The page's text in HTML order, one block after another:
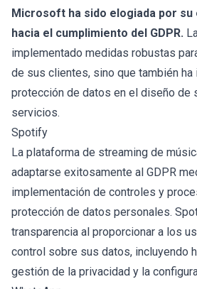
Microsoft ha sido elogiada por
hacia el cumplimiento del GDPR.
implementado medidas robustas
de sus clientes, sino que también ha
protección de datos en el diseño de
servicios.
Spotify
La plataforma de streaming de
adaptarse exitosamente al GDPR
implementación de controles y
protección de datos personales.
transparencia al proporcionar a los
control sobre sus datos, incluyendo
gestión de la privacidad y la